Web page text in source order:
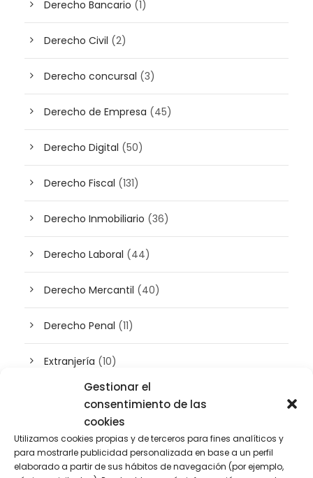
Gestionar el
consentimiento de las
cookies
Utilizamos cookies propias y de terceros para fines analíticos y
para mostrarle publicidad personalizada en base a un perfil
elaborado a partir de sus hábitos de navegación (por ejemplo,
Derecho Bancario (1)
Derecho Civil (2)
Derecho concursal (3)
Derecho de Empresa (45)
Derecho Digital (50)
Derecho Fiscal (131)
Derecho Inmobiliario (36)
Derecho Laboral (44)
Derecho Mercantil (40)
Derecho Penal (11)
Extranjería (10)
Inteligencia artificial (3)
Patrimonio
Plusvalía(2)